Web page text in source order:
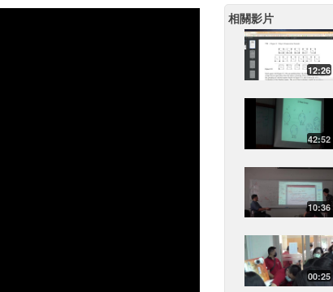
相關影片
12:26
42:52
10:36
00:25